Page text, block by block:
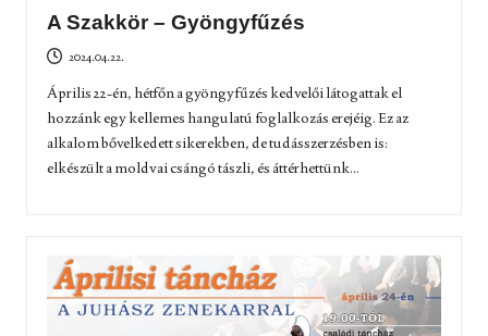
A Szakkör – Gyöngyfűzés
2024.04.22.
Április 22-én, hétfőn a gyöngyfűzés kedvelői látogattak el
hozzánk egy kellemes hangulatú foglalkozás erejéig. Ez az
alkalom bővelkedett sikerekben, de tudásszerzésben is:
elkészült a moldvai csángó tászli, és áttérhettünk...